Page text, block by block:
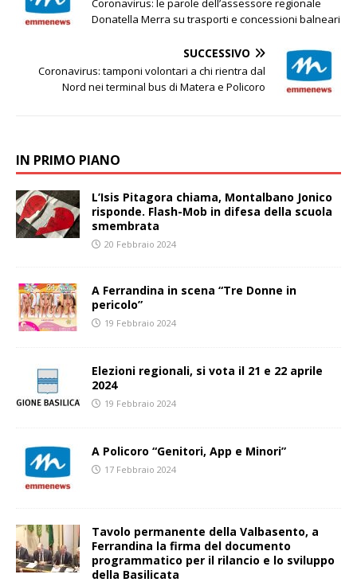
Coronavirus: le parole dell’assessore regionale
Donatella Merra su trasporti e concessioni balneari
SUCCESSIVO
Coronavirus: tamponi volontari a chi rientra dal
Nord nei terminal bus di Matera e Policoro
IN PRIMO PIANO
L’Isis Pitagora chiama, Montalbano Jonico
risponde. Flash-Mob in difesa della scuola
smembrata
20 Febbraio 2024
A Ferrandina in scena “Tre Donne in
pericolo”
19 Febbraio 2024
Elezioni regionali, si vota il 21 e 22 aprile
2024
19 Febbraio 2024
A Policoro “Genitori, App e Minori”
17 Febbraio 2024
Tavolo permanente della Valbasento, a
Ferrandina la firma del documento
programmatico per il rilancio e lo sviluppo
della Basilicata